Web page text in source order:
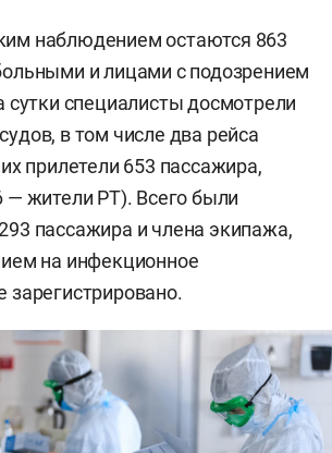
наблюдением остаются 863
и лицами с подозрением
сутки специалисты досмотрели
в том числе два рейса
прилетели 653 пассажира,
— жители РТ). Всего были
пассажира и члена экипажа,
на инфекционное
зарегистрировано.